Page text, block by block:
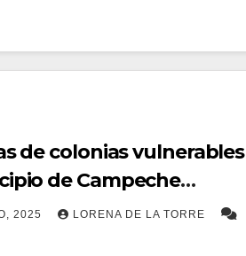
de colonias vulnerables
de Campeche
para su bienestar
2025 LORENA DE LA TORRE